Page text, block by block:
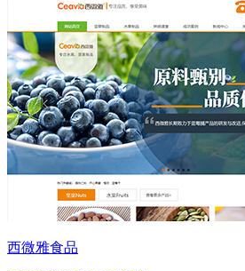
西微雅食品